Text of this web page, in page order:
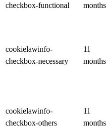
checkbox-functional
months
cookielawinfo-
checkbox-necessary
11
months
cookielawinfo-
checkbox-others
11
months